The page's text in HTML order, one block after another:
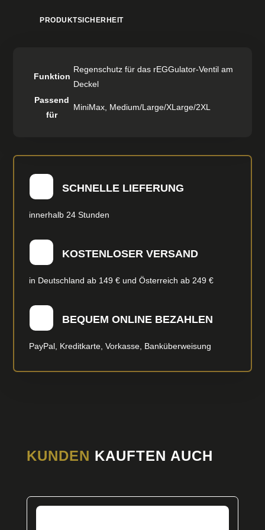
PRODUKTSICHERHEIT
Funktion
Regenschutz für das rEGGulator-Ventil am
Deckel
Passend
für
MiniMax, Medium/Large/XLarge/2XL
SCHNELLE LIEFERUNG
innerhalb 24 Stunden
KOSTENLOSER VERSAND
in Deutschland ab 149 € und Österreich ab 249 €
BEQUEM ONLINE BEZAHLEN
PayPal, Kreditkarte, Vorkasse, Banküberweisung
KUNDEN KAUFTEN AUCH